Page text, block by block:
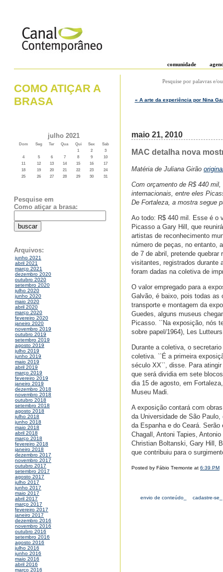
comunidade
COMO ATIÇAR A
BRASA
julho 2021
Dom Seg Ter Qua Qui Sex
Sab
1
2
3
4
5 6 7 8 9
10
11
12 13 14 15 16
17
18
19 20 21 22 23
24
25
26 27 28 29 30 31
Pesquise em
Como atiçar a brasa:
Arquivos:
junho 2021
abril 2021
março 2021
dezembro 2020
outubro 2020
setembro 2020
julho 2020
junho 2020
maio 2020
abril 2020
março 2020
fevereiro 2020
janeiro 2020
novembro 2019
outubro 2019
setembro 2019
agosto 2019
julho 2019
junho 2019
maio 2019
abril 2019
março 2019
fevereiro 2019
janeiro 2019
dezembro 2018
novembro 2018
outubro 2018
setembro 2018
agosto 2018
julho 2018
junho 2018
maio 2018
abril 2018
março 2018
fevereiro 2018
janeiro 2018
dezembro 2017
novembro 2017
outubro 2017
setembro 2017
agosto 2017
julho 2017
junho 2017
maio 2017
abril 2017
março 2017
fevereiro 2017
janeiro 2017
dezembro 2016
novembro 2016
outubro 2016
setembro 2016
agosto 2016
julho 2016
junho 2016
maio 2016
abril 2016
março 2016
Pesquise por palavras e/
« A arte da experiência por Nina
maio 21, 2010
MAC detalha nova
Matéria de Juliana Girão
Com orçamento de R$ 440
internacionais, entre eles
De Fortaleza, a mostra segue
Ao todo: R$ 440 mil. Esse é o
Picasso a Gary Hill, que
artistas de reconhecimento
número de peças, no entanto,
de 7 de abril, pretende quebrar
visitantes, registrados durante
foram dadas na coletiva de
O valor empregado para a
Galvão, é baixo, pois todas as
transporte e montagem da
Guedes, alguns museus
Picasso. ``Na exposição, nós
sobre papel/1964), Les
Durante a coletiva, o
coletiva. ``É a primeira
século XX``, disse. Para
que será dividia em sete
dia 15 de agosto, em
Museu Madi.
A exposição contará com
da Universidade de São
da Espanha e do Ceará.
Chagall, Antoni Tapies,
Christian Boltanski, Gary Hill,
que contribuiu para o
Posted by Fábio Tremonte at 6:39 PM
envio de conteúdo_ cadastre-se_